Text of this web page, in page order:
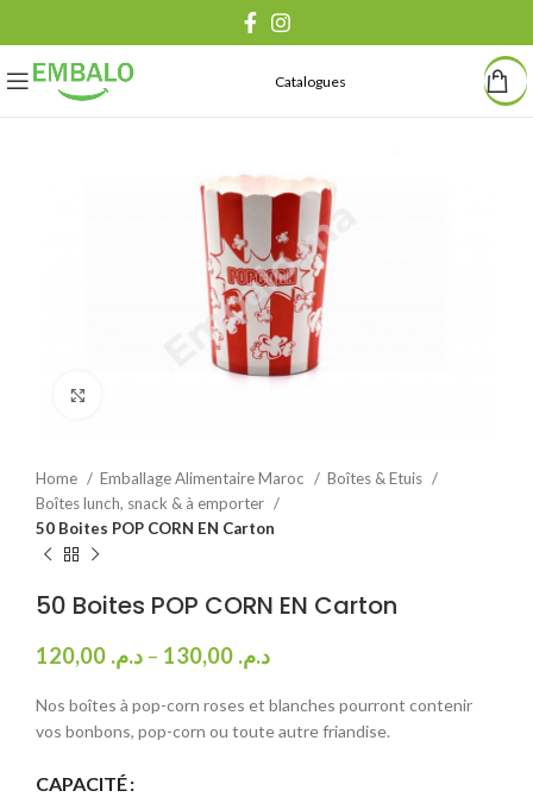
Catalogues
Home Emballage Alimentaire Maroc
Boîtes & Etuis
Boîtes lunch, snack & à emporter
50 Boites POP CORN EN Carton
50 Boites POP CORN EN Carton
د.م. – د.م.
Nos boîtes à pop-corn roses et blanches pourront contenir
vos bonbons, pop-corn ou toute autre friandise.
CAPACITÉ